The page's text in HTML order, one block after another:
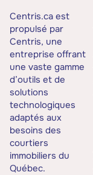
Centris.ca est
propulsé par
Centris, une
entreprise offrant
une vaste gamme
d’outils et de
solutions
technologiques
adaptés aux
besoins des
courtiers
immobiliers du
Québec.